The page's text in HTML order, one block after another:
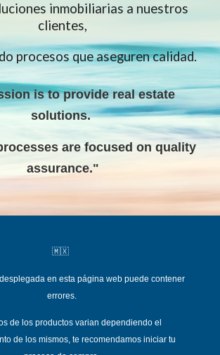
inmobiliarias a nuestros
clientes,
procesos que aseguren calidad.
is to provide real estate
solutions.
are focused on quality
assurance."
🇲🇽
en esta página web puede contener
errores.
de los productos varian dependiendo el
de los mismos, te recomendamos iniciar tu